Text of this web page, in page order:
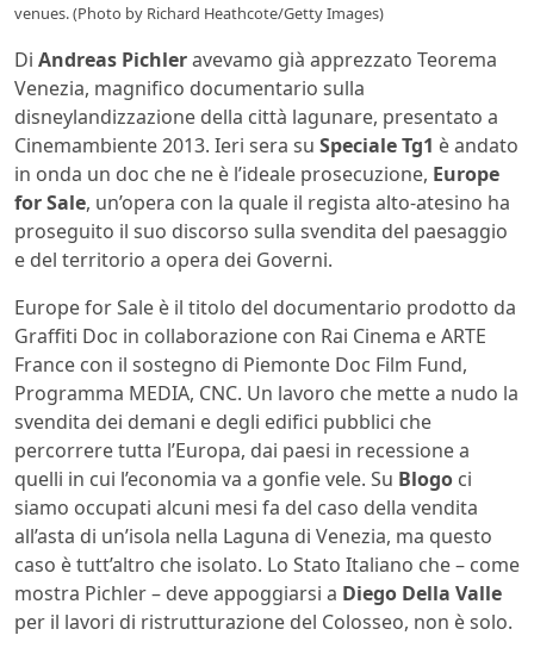
venues. (Photo by Richard Heathcote/Getty Images)
Di Andreas Pichleravevamo già apprezzato Teorema
Venezia, magnifico documentario sulla
disneylandizzazione della città lagunare, presentato a
Cinemambiente 2013. Ieri sera su Speciale Tg1 è andato
in onda un doc che ne è l’ideale prosecuzione, Europe
for Sale, un’opera con la quale il regista alto-atesino ha
proseguito il suo discorso sulla svendita del paesaggio
e del territorio a opera dei Governi.
Europe for Sale è il titolo del documentario prodotto da
Graffiti Doc in collaborazione con Rai Cinema e ARTE
France con il sostegno di Piemonte Doc Film Fund,
Programma MEDIA, CNC. Un lavoro che mette a nudo la
svendita dei demani e degli edifici pubblici che
percorrere tutta l’Europa, dai paesi in recessione a
quelli in cui l’economia va a gonfie vele. Su Blogo ci
siamo occupati alcuni mesi fa del caso della vendita
all’asta di un’isola nella Laguna di Venezia, ma questo
caso è tutt’altro che isolato. Lo Stato Italiano che – come
mostra Pichler – deve appoggiarsi a Diego Della Valle
per il lavori di ristrutturazione del Colosseo, non è solo.